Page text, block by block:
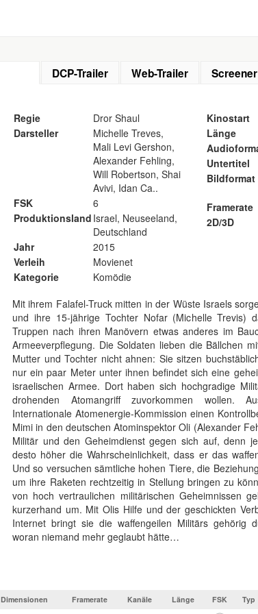
DCP-Trailer Web-Trailer Screener
Regie
Dror Shaul
Darsteller
Michelle Treves,
Mali Levi Gershon,
Alexander Fehling,
Will Robertson, Shai
Avivi, Idan Ca..
FSK
6
Produktionsland Israel, Neuseeland,
Deutschland
Jahr
2015
Verleih
Movienet
Kategorie
Komödie
Kinostart
Länge
Untertitel
Bildformat
Framerate
2D/3D
Mit ihrem Falafel-Truck mitten in der Wüste Israels
und ihre 15-jährige Tochter Nofar (Michelle Trevis)
Truppen nach ihren Manövern etwas anderes im
Armeeverpflegung. Die Soldaten lieben die Bällchen
Mutter und Tochter nicht ahnen: Sie sitzen
nur ein paar Meter unter ihnen befindet sich eine
israelischen Armee. Dort haben sich hochgradige
drohenden Atomangriff zuvorkommen wollen.
Internationale Atomenergie-Kommission einen
Mimi in den deutschen Atominspektor Oli (Alexander
Militär und den Geheimdienst gegen sich auf, denn
desto höher die Wahrscheinlichkeit, dass er das
Und so versuchen sämtliche hohen Tiere, die
um ihre Raketen rechtzeitig in Stellung bringen zu
von hoch vertraulichen militärischen Geheimnissen
kurzerhand um. Mit Olis Hilfe und der geschickten
Internet bringt sie die waffengeilen Militärs gehörig
woran niemand mehr geglaubt hätte…
Dimensionen Framerate Kanäle Länge FSK Typ